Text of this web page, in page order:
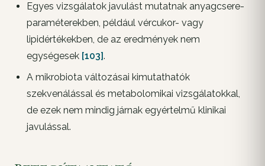
Egyes vizsgálatok javulást mutatnak anyagcsere-
paraméterekben, például vércukor- vagy
lipidértékekben, de az eredmények nem
egységesek [103].
A mikrobiota változásai kimutathatók
szekvenálással és metabolomikai vizsgálatokkal,
de ezek nem mindig járnak egyértelmű klinikai
javulással.